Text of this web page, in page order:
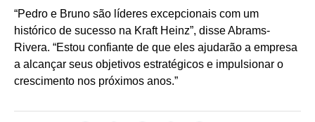
“Pedro e Bruno são líderes excepcionais com um
histórico de sucesso na Kraft Heinz”, disse Abrams-
Rivera. “Estou confiante de que eles ajudarão a empresa
a alcançar seus objetivos estratégicos e impulsionar o
crescimento nos próximos anos.”